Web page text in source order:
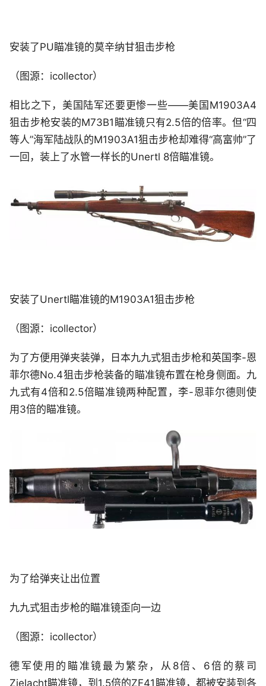
安装了PU瞄准镜的莫辛纳甘狙击步枪
（图源：icollector）
相比之下，美国陆军还要更惨一些——美国M1903A4
狙击步枪安装的M73B1瞄准镜只有2.5倍的倍率。但“四
等人”海军陆战队的M1903A1狙击步枪却难得“高富帅”了
一回，装上了水管一样长的Unertl 8倍瞄准镜。
安装了Unertl瞄准镜的M1903A1狙击步枪
（图源：icollector）
为了方便用弹夹装弹，日本九九式狙击步枪和英国李-恩
菲尔德No.4狙击步枪装备的瞄准镜布置在枪身侧面。九
九式有4倍和2.5倍瞄准镜两种配置，李-恩菲尔德则使
用3倍的瞄准镜。
为了给弹夹让出位置
九九式狙击步枪的瞄准镜歪向一边
（图源：icollector）
德军使用的瞄准镜最为繁杂，从8倍、6倍的蔡司
Zielacht瞄准镜，到1.5倍的ZF41瞄准镜，都被安装到各